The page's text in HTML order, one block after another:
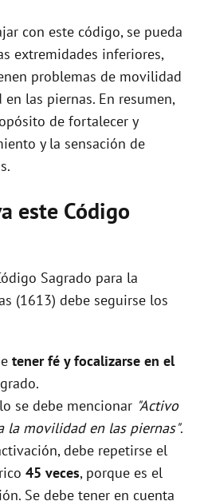
con este código, se pueda
extremidades inferiores,
problemas de movilidad
las piernas. En resumen,
de fortalecer y
y la sensación de
este Código
Sagrado para la
(1613) debe seguirse los
tener fé y focalizarse en el
se debe mencionar "Activo
la movilidad en las piernas".
debe repetirse el
45 veces, porque es el
Se debe tener en cuenta